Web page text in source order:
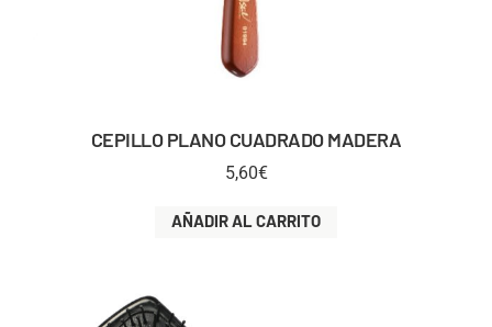
CEPILLO PLANO CUADRADO MADERA
5,60€
AÑADIR AL CARRITO